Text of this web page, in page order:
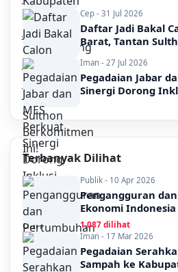
Cep - 31 Jul 2026
Daftar Jadi Bakal
Barat, Tantan
Iman - 27 Jul 2026
Pegadaian Jabar
Sinergi Dorong
Terbanyak Dilihat
Publik - 10 Apr 2026
Pengangguran
Ekonomi Indonesia
1,087 dilihat
Iman - 17 Mar 2026
Pegadaian
Sampah ke